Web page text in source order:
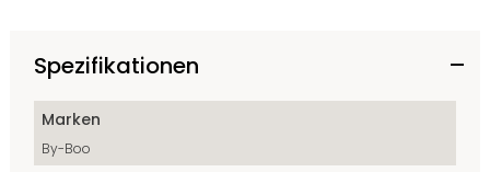
Spezifikationen
Marken
By-Boo